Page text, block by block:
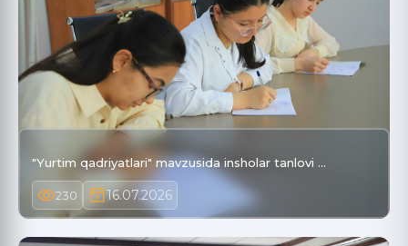
"Yurtim qadriyatlari" mavzusida insholar tanlovi …
230 16.07.2026